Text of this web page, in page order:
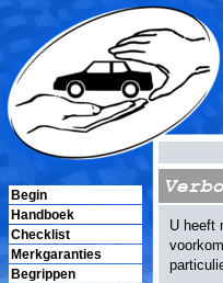
Begin
Handboek
Checklist
Merkgaranties
Begrippen
U heeft